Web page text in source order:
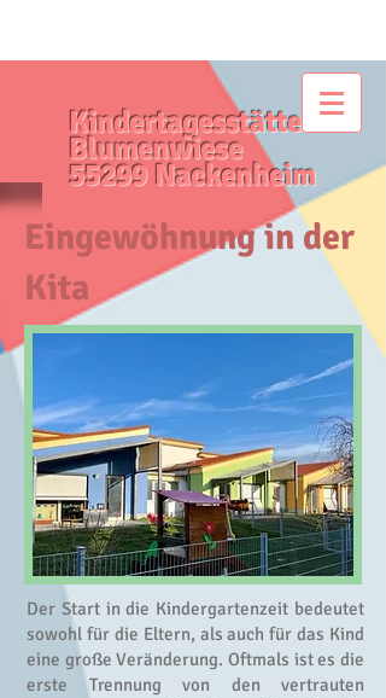
Kindertagesstätte
Blumenwiese
55299 Nackenheim
Eingewöhnung in der
Kita
Der Start in die Kindergartenzeit bedeutet
sowohl für die Eltern, als auch für das Kind
eine große Veränderung. Oftmals ist es die
erste Trennung von den vertrauten